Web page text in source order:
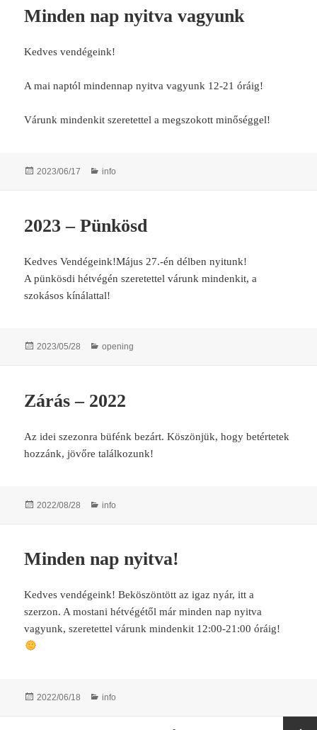
Minden nap nyitva vagyunk
Kedves vendégeink!
A mai naptól mindennap nyitva vagyunk 12-21 óráig!
Várunk mindenkit szeretettel a megszokott minőséggel!
Posted
2023/06/17 Categories
info
2023 – Pünkösd
Kedves Vendégeink!Május 27.-én délben nyitunk!
A pünkösdi hétvégén szeretettel várunk mindenkit, a
szokásos kínálattal!
Posted
2023/05/28 Categories
opening
Zárás – 2022
Az idei szezonra büfénk bezárt. Köszönjük, hogy betértetek
hozzánk, jövőre találkozunk!
Posted
2022/08/28 Categories
info
Minden nap nyitva!
Kedves vendégeink! Beköszöntött az igaz nyár, itt a
szerzon. A mostani hétvégétől már minden nap nyitva
vagyunk, szeretettel várunk mindenkit 12:00-21:00 óráig!
Posted
2022/06/18 Categories
info